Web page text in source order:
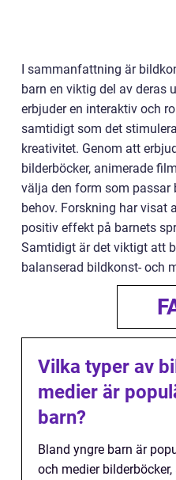
I sammanfattning är
barn en viktig del av deras
erbjuder en interaktiv och
samtidigt som det
kreativitet. Genom att
bilderböcker, animerade
välja den form som passar
behov. Forskning har visat
positiv effekt på barnets
Samtidigt är det viktigt att
balanserad bildkonst- och
Vilka typer av
medier är
barn?
Bland yngre barn är
och medier